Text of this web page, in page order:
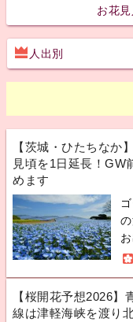
お花
人出別
【茨城・ひたちなか
見頃を1日延長！GW
めます
お
【桜開花予想2026
線は津軽海峡を渡り